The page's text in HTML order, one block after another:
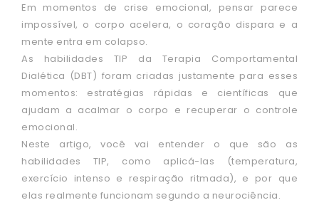
Em momentos de crise emocional, pensar parece
impossível, o corpo acelera, o coração dispara e a
mente entra em colapso.
As habilidades TIP da Terapia Comportamental
Dialética (DBT) foram criadas justamente para esses
momentos: estratégias rápidas e científicas que
ajudam a acalmar o corpo e recuperar o controle
emocional.
Neste artigo, você vai entender o que são as
habilidades TIP, como aplicá-las (temperatura,
exercício intenso e respiração ritmada), e por que
elas realmente funcionam segundo a neurociência.